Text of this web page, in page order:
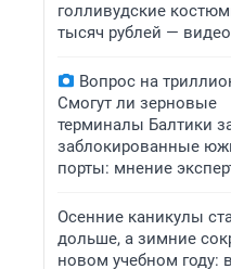
голливудские
тысяч рублей — видео
Вопрос на
Смогут ли зерновые
терминалы Балтики
заблокированные
порты: мнение
Осенние каникулы
дольше, а зимние
новом учебном году: